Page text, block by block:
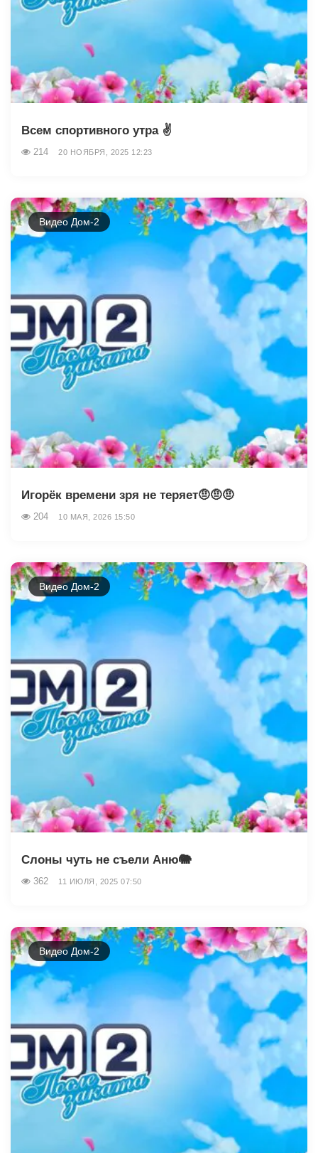
Всем спортивного утра ✌️
214 20 НОЯБРЯ, 2025 12:23
Видео Дом-2
Игорёк времени зря не теряет🤨🤨🤨
204 10 МАЯ, 2026 15:50
Видео Дом-2
Слоны чуть не съели Аню🐘
362 11 ИЮЛЯ, 2025 07:50
Видео Дом-2